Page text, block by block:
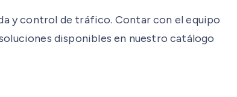
y control de tráfico. Contar con el equipo
disponibles en nuestro catálogo